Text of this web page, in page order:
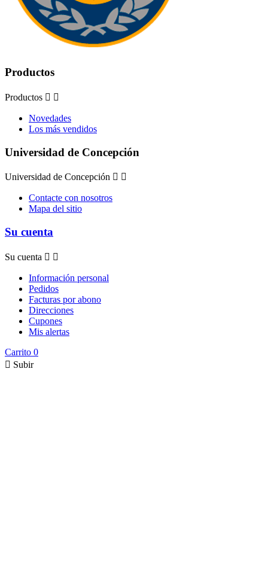
Productos
Productos  
Novedades
Los más vendidos
Universidad de Concepción
Universidad de Concepción  
Contacte con nosotros
Mapa del sitio
Su cuenta
Su cuenta  
Información personal
Pedidos
Facturas por abono
Direcciones
Cupones
Mis alertas
Carrito 0
 Subir